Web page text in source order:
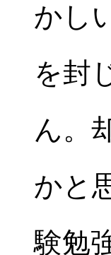
かし
を封
ん。
かと
験勉